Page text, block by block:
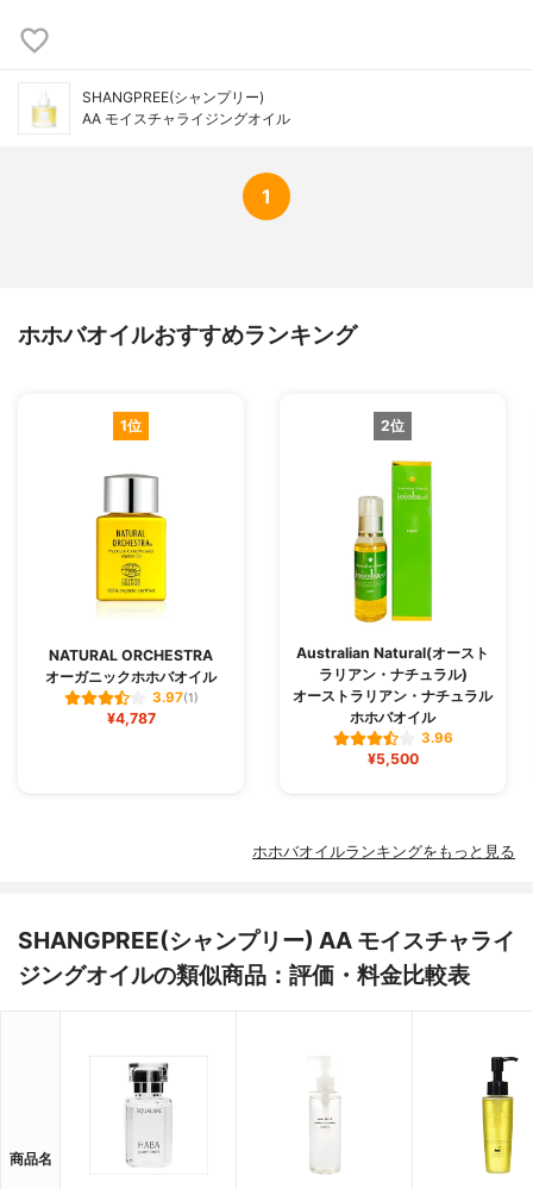
SHANGPREE(シャンプリー)
AA モイスチャライジングオイル
1
ホホバオイルおすすめランキング
1位
NATURAL ORCHESTRA
オーガニックホホバオイル
3.97(1)
¥4,787
2位
Australian Natural(オースト
ラリアン・ナチュラル)
オーストラリアン・ナチュラル
ホホバオイル
3.96
¥5,500
ホホバオイルランキングをもっと見る
SHANGPREE(シャンプリー) AA モイスチャライ
ジングオイルの類似商品：評価・料金比較表
商品名